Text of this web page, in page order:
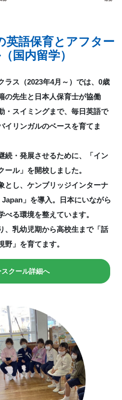
英語保育とアフター
国内留学）
ラス（2023年4月～）では、0歳
の先生と日本人保育士が協働
・スイミングまで、 毎日英語で
イリンガルのベースを育てま
続・発展させるために、「イン
ル」を開校しました。
とし、ケンブリッジインターナ
」を導入。
日本にいながら
る環境を整えています。
、乳幼児期から高校生まで「話
」を育てます。
スクール詳細へ